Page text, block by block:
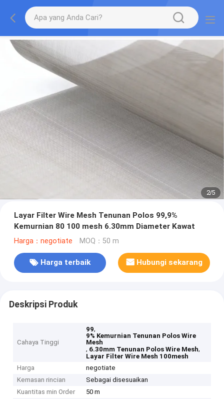
2/5
Layar Filter Wire Mesh Tenunan Polos 99,9%
Kemurnian 80 100 mesh 6.30mm Diameter Kawat
Harga：negotiate MOQ：50 m
Harga terbaik Hubungi sekarang
Deskripsi Produk
Cahaya Tinggi
99,
9% Kemurnian Tenunan Polos Wire
Mesh
, 6.30mm Tenunan Polos Wire Mesh,
Layar Filter Wire Mesh 100mesh
Harga
negotiate
Kemasan rincian
Sebagai disesuaikan
Kuantitas min Order
50 m